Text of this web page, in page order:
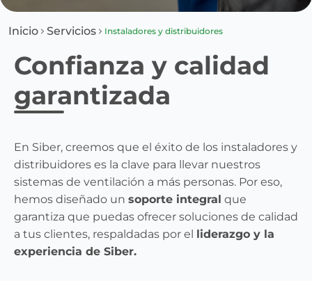
Inicio Servicios Instaladores y distribuidores
Confianza y calidad
garantizada
En Siber, creemos que el éxito de los instaladores y
distribuidores es la clave para llevar nuestros
sistemas de ventilación a más personas. Por eso,
hemos diseñado un soporte integral que
garantiza que puedas ofrecer soluciones de calidad
a tus clientes, respaldadas por el liderazgo y la
experiencia de Siber.